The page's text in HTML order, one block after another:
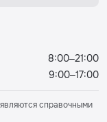
8:00–21:00
9:00–17:00
справочными